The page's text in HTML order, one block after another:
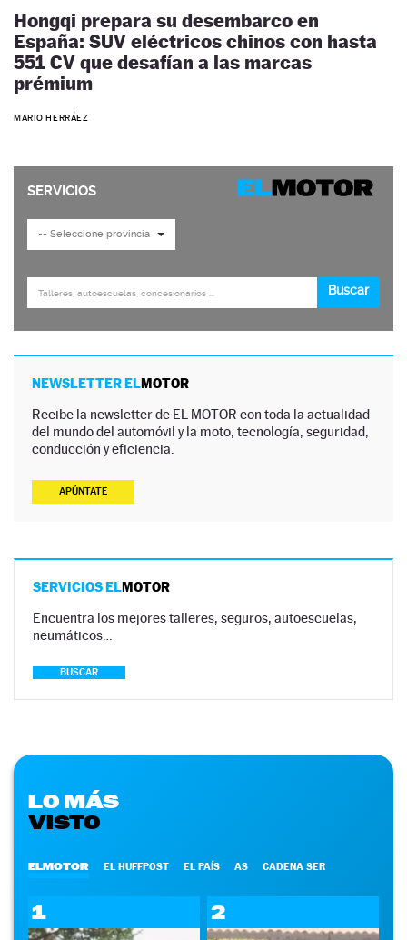
Hongqi prepara su desembarco en
España: SUV eléctricos chinos con hasta
551 CV que desafían a las marcas
prémium
MARIO HERRÁEZ
NEWSLETTER ELMOTOR
Recibe la newsletter de EL MOTOR con toda la actualidad
del mundo del automóvil y la moto, tecnología, seguridad,
conducción y eficiencia.
APÚNTATE
SERVICIOS ELMOTOR
Encuentra los mejores talleres, seguros, autoescuelas,
neumáticos…
BUSCAR
LO MÁS
VISTO
ELMOTOR EL HUFFPOST EL PAÍS AS CADENA SER
1 2